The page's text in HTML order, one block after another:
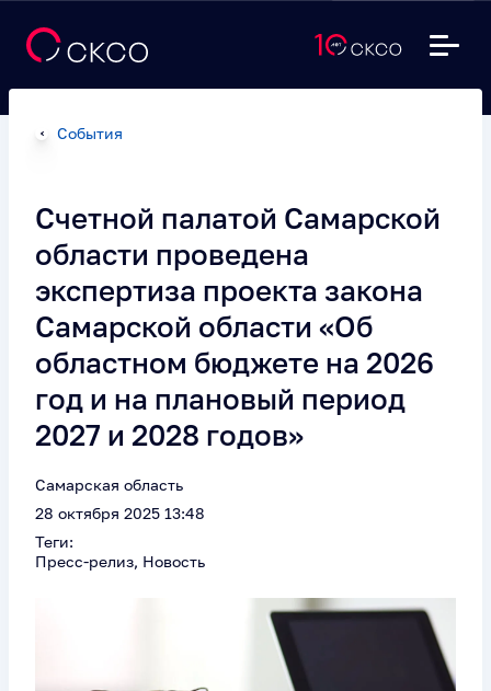
События
Счетной палатой Самарской
области проведена
экспертиза проекта закона
Самарской области «Об
областном бюджете на 2026
год и на плановый период
2027 и 2028 годов»
Самарская область
28 октября 2025 13:48
Теги:
Пресс-релиз, Новость